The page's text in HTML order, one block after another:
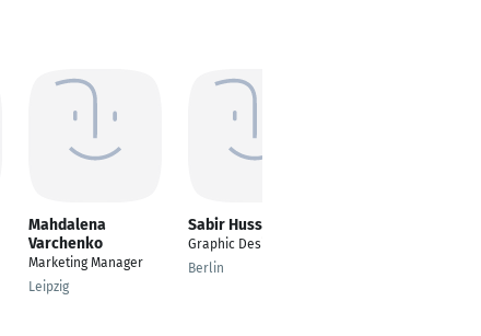
Mahdalena
Varchenko
Marketing Manager
Leipzig
Sabir Hussain
Graphic Designer
Berlin